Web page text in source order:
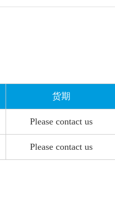
货期
Please contact us
Please contact us